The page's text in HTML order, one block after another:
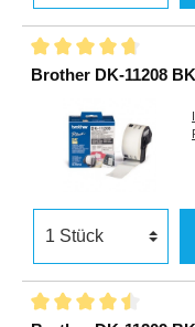
Brother DK-11208